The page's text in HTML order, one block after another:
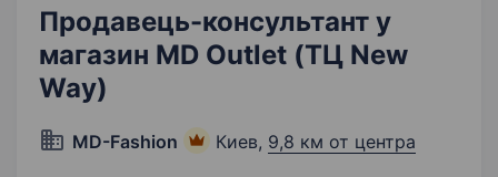
Продавець-консультант у
магазин MD Outlet (ТЦ New
Way)
MD-Fashion Киев, 9,8 км от центра